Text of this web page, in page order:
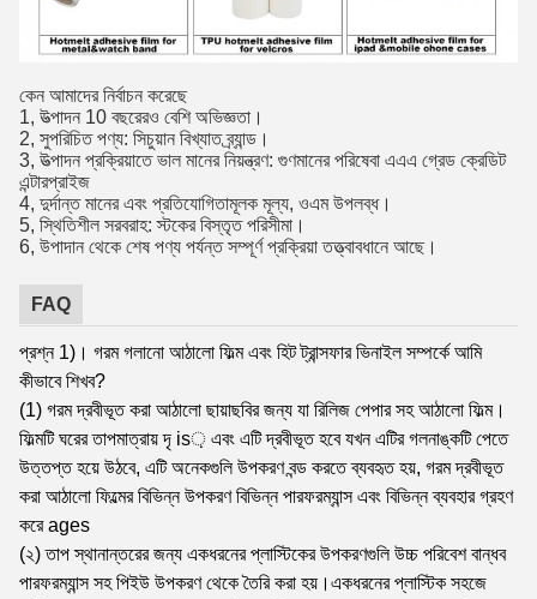
কেন আমাদের নির্বাচন করেছে
1, উত্পাদন 10 বছরেরও বেশি অভিজ্ঞতা।
2, সুপরিচিত পণ্য: সিচুয়ান বিখ্যাত ব্র্যান্ড।
3, উত্পাদন প্রক্রিয়াতে ভাল মানের নিয়ন্ত্রণ: গুণমানের পরিষেবা এএএ গ্রেড ক্রেডিট
এন্টারপ্রাইজ
4, দুর্দান্ত মানের এবং প্রতিযোগিতামূলক মূল্য, ওএম উপলব্ধ।
5, স্থিতিশীল সরবরাহ: স্টকের বিস্তৃত পরিসীমা।
6, উপাদান থেকে শেষ পণ্য পর্যন্ত সম্পূর্ণ প্রক্রিয়া তত্ত্বাবধানে আছে।
FAQ
প্রশ্ন 1)। গরম গলানো আঠালো ফিল্ম এবং হিট ট্রান্সফার ভিনাইল সম্পর্কে আমি
কীভাবে শিখব?
(1) গরম দ্রবীভূত করা আঠালো ছায়াছবির জন্য যা রিলিজ পেপার সহ আঠালো ফিল্ম।
ফিল্মটি ঘরের তাপমাত্রায় দৃ is় এবং এটি দ্রবীভূত হবে যখন এটির গলনাঙ্কটি পেতে
উত্তপ্ত হয়ে উঠবে, এটি অনেকগুলি উপকরণ বন্ড করতে ব্যবহৃত হয়, গরম দ্রবীভূত
করা আঠালো ফিল্মের বিভিন্ন উপকরণ বিভিন্ন পারফরম্যান্স এবং বিভিন্ন ব্যবহার গ্রহণ
করে ages
(২) তাপ স্থানান্তরের জন্য একধরনের প্লাস্টিকের উপকরণগুলি উচ্চ পরিবেশ বান্ধব
পারফরম্যান্স সহ পিইউ উপকরণ থেকে তৈরি করা হয়।একধরনের প্লাস্টিক সহজে